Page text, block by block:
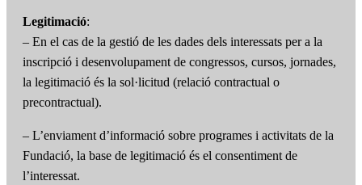
Legitimació:
– En el cas de la gestió de les dades dels interessats per a la
inscripció i desenvolupament de congressos, cursos, jornades,
la legitimació és la sol·licitud (relació contractual o
precontractual).
– L’enviament d’informació sobre programes i activitats de la
Fundació, la base de legitimació és el consentiment de
l’interessat.